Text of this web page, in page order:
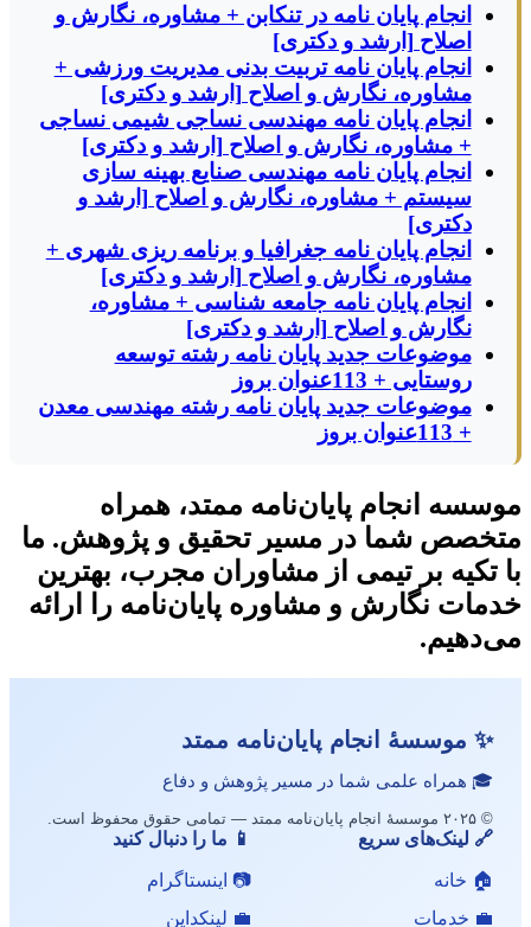
انجام پایان نامه در تنکابن + مشاوره، نگارش و
اصلاح [ارشد و دکتری]
انجام پایان نامه تربیت بدنی مدیریت ورزشی +
مشاوره، نگارش و اصلاح [ارشد و دکتری]
انجام پایان نامه مهندسی نساجی شیمی نساجی
+ مشاوره، نگارش و اصلاح [ارشد و دکتری]
انجام پایان نامه مهندسی صنایع بهینه سازی
سیستم + مشاوره، نگارش و اصلاح [ارشد و
دکتری]
انجام پایان نامه جغرافیا و برنامه ریزی شهری +
مشاوره، نگارش و اصلاح [ارشد و دکتری]
انجام پایان نامه جامعه شناسی + مشاوره،
نگارش و اصلاح [ارشد و دکتری]
موضوعات جدید پایان نامه رشته توسعه
روستایی + 113عنوان بروز
موضوعات جدید پایان نامه رشته مهندسی معدن
+ 113عنوان بروز
موسسه انجام پایان‌نامه ممتد، همراه
متخصص شما در مسیر تحقیق و پژوهش. ما
با تکیه بر تیمی از مشاوران مجرب، بهترین
خدمات نگارش و مشاوره پایان‌نامه را ارائه
می‌دهیم.
✨ موسسهٔ انجام پایان‌نامه ممتد
🎓 همراه علمی شما در مسیر پژوهش و دفاع
© ۲۰۲۵ موسسهٔ انجام پایان‌نامه ممتد — تمامی حقوق محفوظ است.
🔗 لینک‌های سریع
🏠 خانه
💼 خدمات
📱 ما را دنبال کنید
📷 اینستاگرام
💼 لینکداین